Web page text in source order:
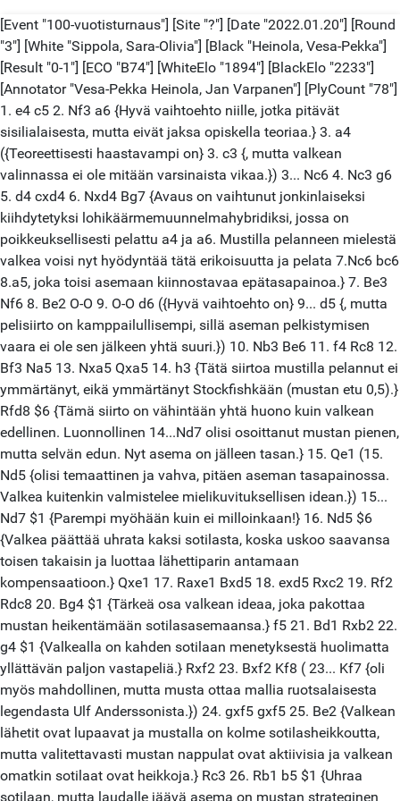
[Event "100-vuotisturnaus"] [Site "?"] [Date "2022.01.20"] [Round
"3"] [White "Sippola, Sara-Olivia"] [Black "Heinola, Vesa-Pekka"]
[Result "0-1"] [ECO "B74"] [WhiteElo "1894"] [BlackElo "2233"]
[Annotator "Vesa-Pekka Heinola, Jan Varpanen"] [PlyCount "78"]
1. e4 c5 2. Nf3 a6 {Hyvä vaihtoehto niille, jotka pitävät
sisilialaisesta, mutta eivät jaksa opiskella teoriaa.} 3. a4
({Teoreettisesti haastavampi on} 3. c3 {, mutta valkean
valinnassa ei ole mitään varsinaista vikaa.}) 3... Nc6 4. Nc3 g6
5. d4 cxd4 6. Nxd4 Bg7 {Avaus on vaihtunut jonkinlaiseksi
kiihdytetyksi lohikäärmemuunnelmahybridiksi, jossa on
poikkeuksellisesti pelattu a4 ja a6. Mustilla pelanneen mielestä
valkea voisi nyt hyödyntää tätä erikoisuutta ja pelata 7.Nc6 bc6
8.a5, joka toisi asemaan kiinnostavaa epätasapainoa.} 7. Be3
Nf6 8. Be2 O-O 9. O-O d6 ({Hyvä vaihtoehto on} 9... d5 {, mutta
pelisiirto on kamppailullisempi, sillä aseman pelkistymisen
vaara ei ole sen jälkeen yhtä suuri.}) 10. Nb3 Be6 11. f4 Rc8 12.
Bf3 Na5 13. Nxa5 Qxa5 14. h3 {Tätä siirtoa mustilla pelannut ei
ymmärtänyt, eikä ymmärtänyt Stockfishkään (mustan etu 0,5).}
Rfd8 $6 {Tämä siirto on vähintään yhtä huono kuin valkean
edellinen. Luonnollinen 14...Nd7 olisi osoittanut mustan pienen,
mutta selvän edun. Nyt asema on jälleen tasan.} 15. Qe1 (15.
Nd5 {olisi temaattinen ja vahva, pitäen aseman tasapainossa.
Valkea kuitenkin valmistelee mielikuvituksellisen idean.}) 15...
Nd7 $1 {Parempi myöhään kuin ei milloinkaan!} 16. Nd5 $6
{Valkea päättää uhrata kaksi sotilasta, koska uskoo saavansa
toisen takaisin ja luottaa lähettiparin antamaan
kompensaatioon.} Qxe1 17. Raxe1 Bxd5 18. exd5 Rxc2 19. Rf2
Rdc8 20. Bg4 $1 {Tärkeä osa valkean ideaa, joka pakottaa
mustan heikentämään sotilasasemaansa.} f5 21. Bd1 Rxb2 22.
g4 $1 {Valkealla on kahden sotilaan menetyksestä huolimatta
yllättävän paljon vastapeliä.} Rxf2 23. Bxf2 Kf8 ( 23... Kf7 {oli
myös mahdollinen, mutta musta ottaa mallia ruotsalaisesta
legendasta Ulf Anderssonista.}) 24. gxf5 gxf5 25. Be2 {Valkean
lähetit ovat lupaavat ja mustalla on kolme sotilasheikkoutta,
mutta valitettavasti mustan nappulat ovat aktiivisia ja valkean
omatkin sotilaat ovat heikkoja.} Rc3 26. Rb1 b5 $1 {Uhraa
sotilaan, mutta laudalle jäävä asema on mustan strateginen